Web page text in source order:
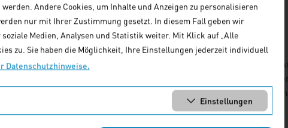
Andere Cookies, um Inhalte und Anzeigen zu personalisieren
nur mit Ihrer Zustimmung gesetzt. In diesem Fall geben wir
Medien, Analysen und Statistik weiter. Mit Klick auf „Alle
zu. Sie haben die Möglichkeit, Ihre Einstellungen jederzeit individuell
Datenschutzhinweise.
Einstellungen
Vereinfachte Dokumentation
Neuregelung der öffentlich-öffentlichen Zusammenarbeit
Absehen von der Unwirksamkeit bei De-facto-Vergaben
Änderungen im Vergaberechtsschutz
Das Webinar bereitet Sie gezielt auf die Neuerungen vor.
Gegenüberstellung der alten und neuen Regelungen
erläutert, ihre praktischen Auswirkungen bewertet und
Praxisbeispiele veranschaulicht.